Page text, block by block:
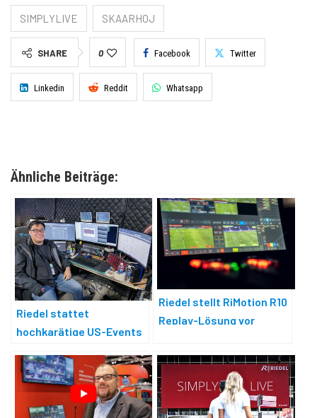
SIMPLYLIVE SKAARHOJ
SHARE 0 Facebook Twitter
Linkedin Reddit Whatsapp
Ähnliche Beiträge:
Riedel stattet
hochkarätige US-Events
Riedel stellt RiMotion R10
Replay-Lösung vor